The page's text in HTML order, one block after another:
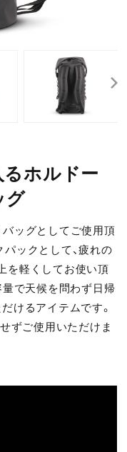
ホルドー
グ
ッグとしてご使用頂
ックとして、疲れの
を軽くしてお使い頂
で天候を問わず日帰
けるアイテムです。
ずご使用いただけま